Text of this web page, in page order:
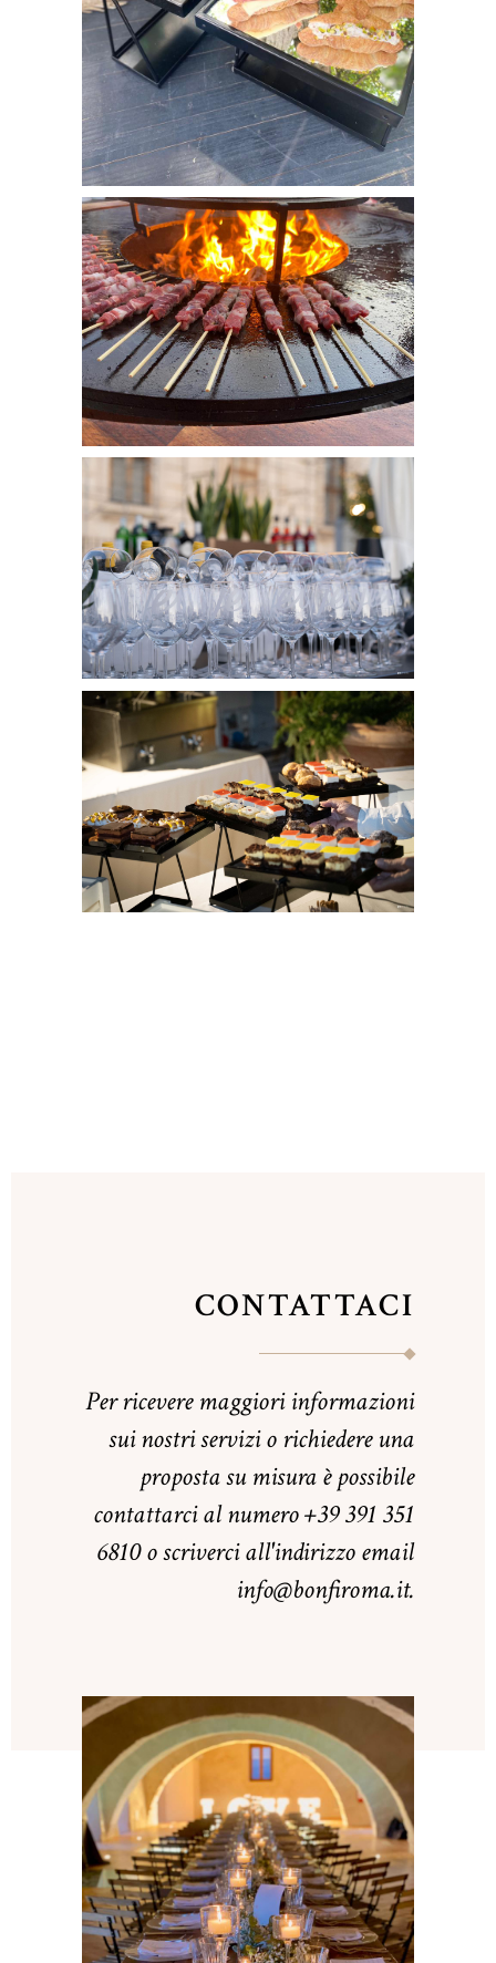
CONTATTACI
Per ricevere maggiori informazioni
sui nostri servizi o richiedere una
proposta su misura è possibile
contattarci al numero +39 391 351
6810 o scriverci all'indirizzo email
info@bonfiroma.it.